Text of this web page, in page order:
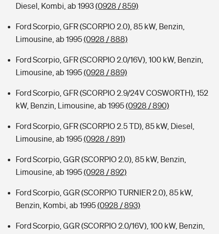
Diesel, Kombi, ab 1993(0928 / 859)
Ford Scorpio, GFR (SCORPIO 2.0), 85 kW, Benzin,
Limousine, ab 1995(0928 / 888)
Ford Scorpio, GFR (SCORPIO 2.0/16V), 100 kW, Benzin,
Limousine, ab 1995(0928 / 889)
Ford Scorpio, GFR (SCORPIO 2.9/24V COSWORTH), 152
kW, Benzin, Limousine, ab 1995(0928 / 890)
Ford Scorpio, GFR (SCORPIO 2.5 TD), 85 kW, Diesel,
Limousine, ab 1995(0928 / 891)
Ford Scorpio, GGR (SCORPIO 2.0), 85 kW, Benzin,
Limousine, ab 1995(0928 / 892)
Ford Scorpio, GGR (SCORPIO TURNIER 2.0), 85 kW,
Benzin, Kombi, ab 1995(0928 / 893)
Ford Scorpio, GGR (SCORPIO 2.0/16V), 100 kW, Benzin,